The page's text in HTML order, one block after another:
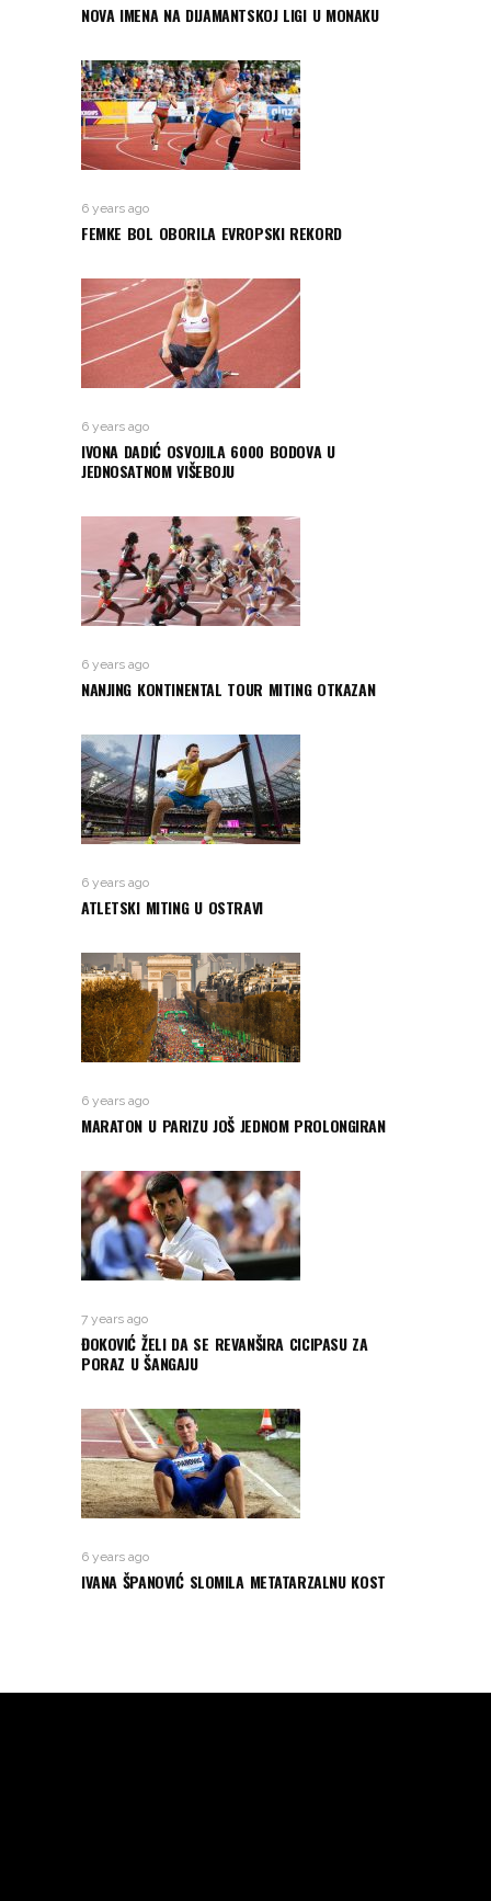
NOVA IMENA NA DIJAMANTSKOJ LIGI U MONAKU
6 years ago
FEMKE BOL OBORILA EVROPSKI REKORD
6 years ago
IVONA DADIĆ OSVOJILA 6000 BODOVA U
JEDNOSATNOM VIŠEBOJU
6 years ago
NANJING KONTINENTAL TOUR MITING OTKAZAN
6 years ago
ATLETSKI MITING U OSTRAVI
6 years ago
MARATON U PARIZU JOŠ JEDNOM PROLONGIRAN
7 years ago
ĐOKOVIĆ ŽELI DA SE REVANŠIRA CICIPASU ZA
PORAZ U ŠANGAJU
6 years ago
IVANA ŠPANOVIĆ SLOMILA METATARZALNU KOST